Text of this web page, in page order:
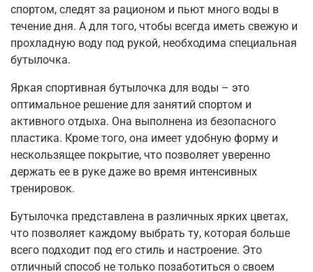
спортом, следят за рационом и пьют много воды в
течение дня. А для того, чтобы всегда иметь свежую и
прохладную воду под рукой, необходима специальная
бутылочка.
Яркая спортивная бутылочка для воды – это
оптимальное решение для занятий спортом и
активного отдыха. Она выполнена из безопасного
пластика. Кроме того, она имеет удобную форму и
нескользящее покрытие, что позволяет уверенно
держать ее в руке даже во время интенсивных
тренировок.
Бутылочка представлена в различных ярких цветах,
что позволяет каждому выбрать ту, которая больше
всего подходит под его стиль и настроение. Это
отличный способ не только позаботиться о своем